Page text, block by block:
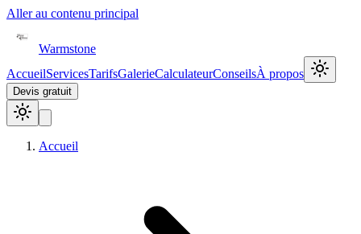
Aller au contenu principal
Warmstone
AccueilServicesTarifsGalerieCalculateurConseilsÀ propos
Devis gratuit
Accueil